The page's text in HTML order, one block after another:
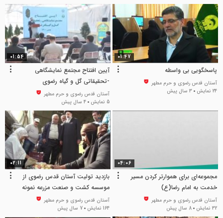
01:47
پاسخگویی بی واسطه
آستان قدس رضوی و حرم مطهر
24 نمایش
3 سال پیش
01:54
آیین افتتاح مجتمع نمایشگاهی
-تحقیقاتی گل و گیاه رضوی
آستان قدس رضوی و حرم مطهر
5 نمایش
4 سال پیش
04:06
مجموعه‌ای برای هموارتر کردن مسیر
خدمت به امام رضا(ع)
آستان قدس رضوی و حرم مطهر
32 نمایش
8 سال پیش
02:11
بازدید تولیت آستان قدس رضوی از
موسسه کشت و صنعت مزرعه نمونه
آستان قدس رضوی
آستان قدس رضوی و حرم مطهر
164 نمایش
7 سال پیش